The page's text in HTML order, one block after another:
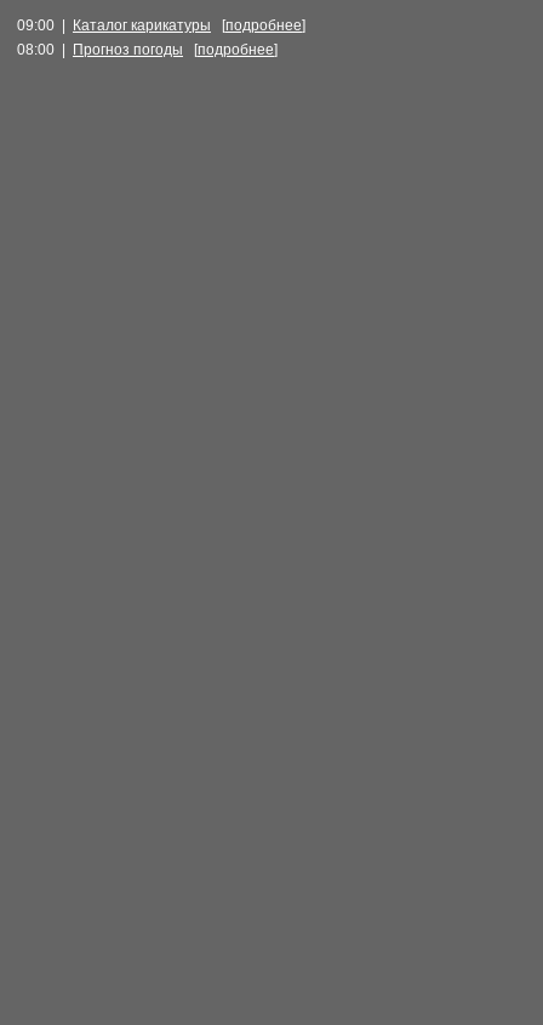
09:00 | Каталог карикатуры [подробнее]
08:00 |
Прогноз погоды [подробнее]